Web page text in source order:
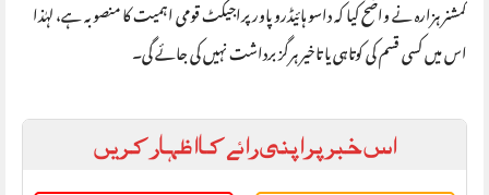
کمشنر ہزارہ نے واضح کیا کہ داسو ہائیڈرو پاور پراجیکٹ قومی اہمیت کا منصوبہ ہے، لہٰذا
اس میں کسی قسم کی کوتاہی یا تاخیر ہرگز برداشت نہیں کی جائے گی۔
اس خبر پر اپنی رائے کا اظہار کریں